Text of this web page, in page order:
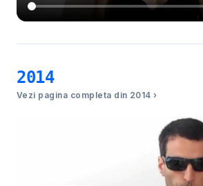
2014
Vezi pagina completa din 2014 ›